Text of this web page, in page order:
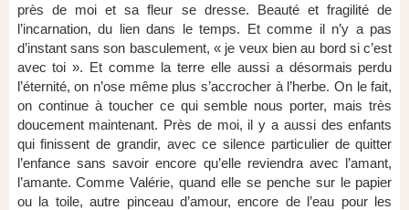
près de moi et sa fleur se dresse. Beauté et fragilité de
l’incarnation, du lien dans le temps. Et comme il n’y a pas
d’instant sans son basculement, « je veux bien au bord si c’est
avec toi ». Et comme la terre elle aussi a désormais perdu
l’éternité, on n’ose même plus s’accrocher à l’herbe. On le fait,
on continue à toucher ce qui semble nous porter, mais très
doucement maintenant. Près de moi, il y a aussi des enfants
qui finissent de grandir, avec ce silence particulier de quitter
l’enfance sans savoir encore qu’elle reviendra avec l’amant,
l’amante. Comme Valérie, quand elle se penche sur le papier
ou la toile, autre pinceau d’amour, encore de l’eau pour les